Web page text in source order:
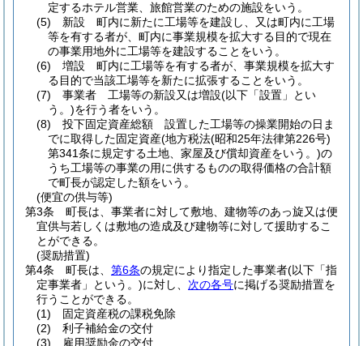
定するホテル営業、旅館営業のための施設をいう。
(5)
新設 町内に新たに工場等を建設し、又は町内に工場
等を有する者が、町内に事業規模を拡大する目的で現在
の事業用地外に工場等を建設することをいう。
(6)
増設 町内に工場等を有する者が、事業規模を拡大す
る目的で当該工場等を新たに拡張することをいう。
(7)
事業者 工場等の新設又は増設(以下「設置」とい
う。)を行う者をいう。
(8)
投下固定資産総額 設置した工場等の操業開始の日ま
でに取得した固定資産(地方税法(昭和25年法律第226号)
第341条に規定する土地、家屋及び償却資産をいう。)の
うち工場等の事業の用に供するものの取得価格の合計額
で町長が認定した額をいう。
(便宜の供与等)
第3条
町長は、事業者に対して敷地、建物等のあっ旋又は便
宜供与若しくは敷地の造成及び建物等に対して援助するこ
とができる。
(奨励措置)
第4条
町長は、 第6条の規定により指定した事業者(以下「指
定事業者」という。)に対し、 次の各号に掲げる奨励措置を
行うことができる。
(1)
固定資産税の課税免除
(2)
利子補給金の交付
(3)
雇用奨励金の交付